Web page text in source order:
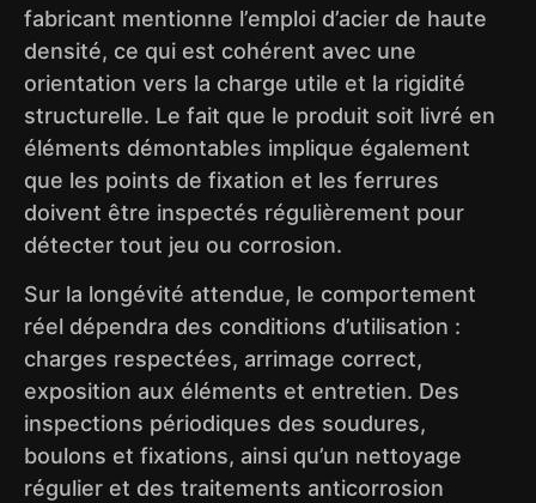
fabricant mentionne l’emploi d’acier de haute
densité, ce qui est cohérent avec une
orientation vers la charge utile et la rigidité
structurelle. Le fait que le produit soit livré en
éléments démontables implique également
que les points de fixation et les ferrures
doivent être inspectés régulièrement pour
détecter tout jeu ou corrosion.
Sur la longévité attendue, le comportement
réel dépendra des conditions d’utilisation :
charges respectées, arrimage correct,
exposition aux éléments et entretien. Des
inspections périodiques des soudures,
boulons et fixations, ainsi qu’un nettoyage
régulier et des traitements anticorrosion